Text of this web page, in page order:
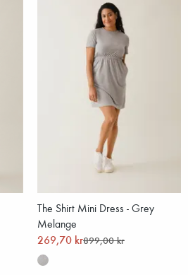
The Shirt Mini Dress - Grey
Melange
269,70 kr899,00 kr